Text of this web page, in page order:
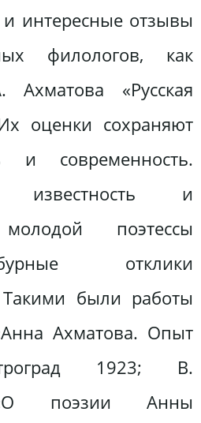
интересные отзывы
филологов, как
Ахматова «Русская
оценки сохраняют
и современность.
известность и
поэтессы
отклики
были работы
Ахматова. Опыт
1923; В.
поэзии Анны